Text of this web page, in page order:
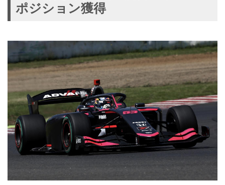
ポジション獲得